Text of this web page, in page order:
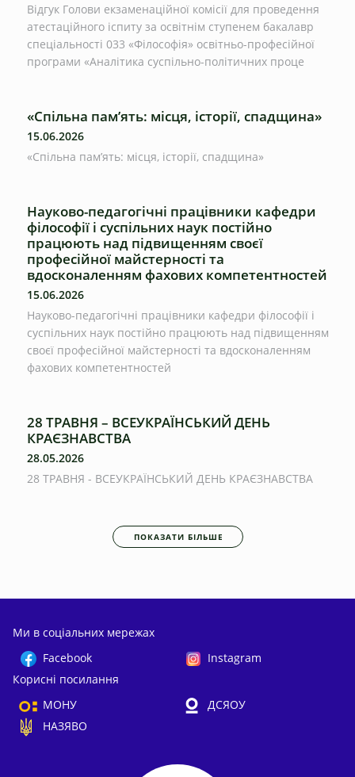
Відгук Голови екзаменаційної комісії для проведення
атестаційного іспиту за освітнім ступенем бакалавр
спеціальності 033 «Філософія» освітньо-професійної
програми «Аналітика суспільно-політичних проце
«Спільна пам’ять: місця, історії, спадщина»
15.06.2026
«Спільна пам’ять: місця, історії, спадщина»
Науково-педагогічні працівники кафедри
філософії і суспільних наук постійно
працюють над підвищенням своєї
професійної майстерності та
вдосконаленням фахових компетентностей
15.06.2026
Науково-педагогічні працівники кафедри філософії і
суспільних наук постійно працюють над підвищенням
своєї професійної майстерності та вдосконаленням
фахових компетентностей
28 ТРАВНЯ – ВСЕУКРАЇНСЬКИЙ ДЕНЬ
КРАЄЗНАВСТВА
28.05.2026
28 ТРАВНЯ - ВСЕУКРАЇНСЬКИЙ ДЕНЬ КРАЄЗНАВСТВА
ПОКАЗАТИ БІЛЬШЕ
Ми в соціальних мережах
Facebook
Instagram
Корисні посилання
МОНУ
ДСЯОУ
НАЗЯВО